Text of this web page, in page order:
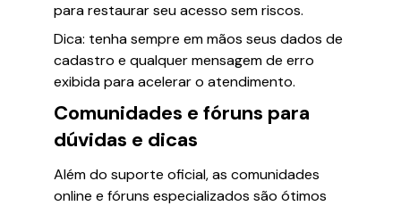
para restaurar seu acesso sem riscos.
Dica: tenha sempre em mãos seus dados de
cadastro e qualquer mensagem de erro
exibida para acelerar o atendimento.
Comunidades e fóruns para
dúvidas e dicas
Além do suporte oficial, as comunidades
online e fóruns especializados são ótimos